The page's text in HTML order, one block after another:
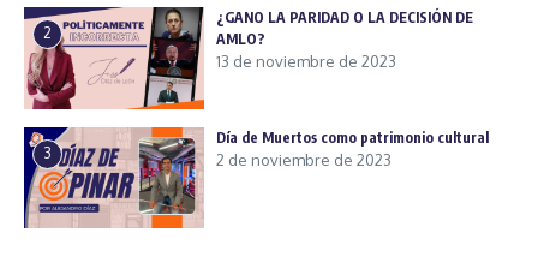
2
¿GANO LA PARIDAD O LA DECISIÓN DE
AMLO?
13 de noviembre de 2023
3
Día de Muertos como patrimonio cultural
2 de noviembre de 2023